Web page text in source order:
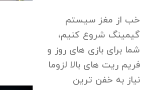
خب از مغز سیستم
گیمینگ شروع کنیم،
شما برای بازی های روز و
فریم ریت های بالا لزوما
نیاز به خفن ترین